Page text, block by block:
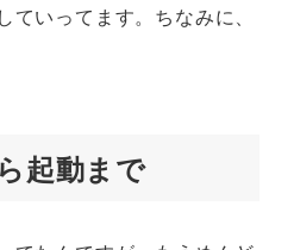
ていってます。ちなみに、
起動まで